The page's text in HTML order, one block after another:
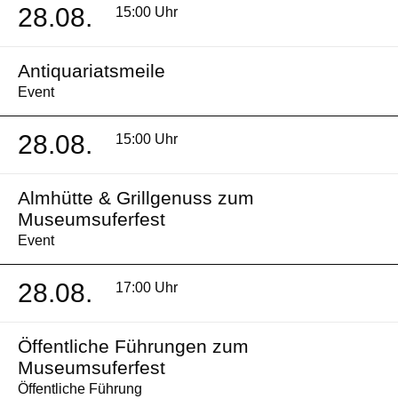
28.08. 15:00 Uhr
Antiquariatsmeile
Event
28.08. 15:00 Uhr
Almhütte & Grillgenuss zum
Museumsuferfest
Event
28.08. 17:00 Uhr
Öffentliche Führungen zum
Museumsuferfest
Öffentliche Führung